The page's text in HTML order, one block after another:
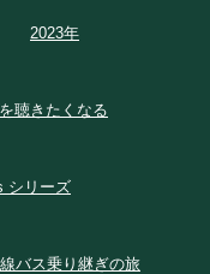
2023年
聴きたくなる
シリーズ
バス乗り継ぎの旅